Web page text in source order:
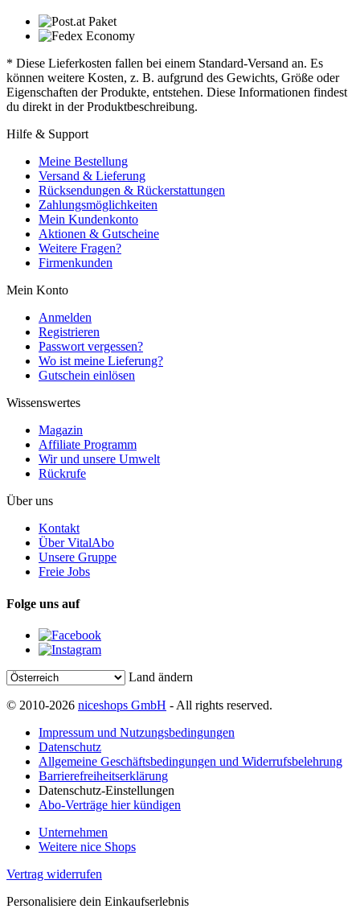
* Diese Lieferkosten fallen bei einem Standard-Versand an. Es
können weitere Kosten, z. B. aufgrund des Gewichts, Größe oder
Eigenschaften der Produkte, entstehen. Diese Informationen findest
du direkt in der Produktbeschreibung.
Hilfe & Support
Meine Bestellung
Versand & Lieferung
Rücksendungen & Rückerstattungen
Zahlungsmöglichkeiten
Mein Kundenkonto
Aktionen & Gutscheine
Weitere Fragen?
Firmenkunden
Mein Konto
Anmelden
Registrieren
Passwort vergessen?
Wo ist meine Lieferung?
Gutschein einlösen
Wissenswertes
Magazin
Affiliate Programm
Wir und unsere Umwelt
Rückrufe
Über uns
Kontakt
Über VitalAbo
Unsere Gruppe
Freie Jobs
Folge uns auf
Land ändern
© 2010-2026 niceshops GmbH - All rights reserved.
Impressum und Nutzungsbedingungen
Datenschutz
Allgemeine Geschäftsbedingungen und Widerrufsbelehrung
Barrierefreiheitserklärung
Datenschutz-Einstellungen
Abo-Verträge hier kündigen
Unternehmen
Weitere nice Shops
Vertrag widerrufen
Personalisiere dein Einkaufserlebnis